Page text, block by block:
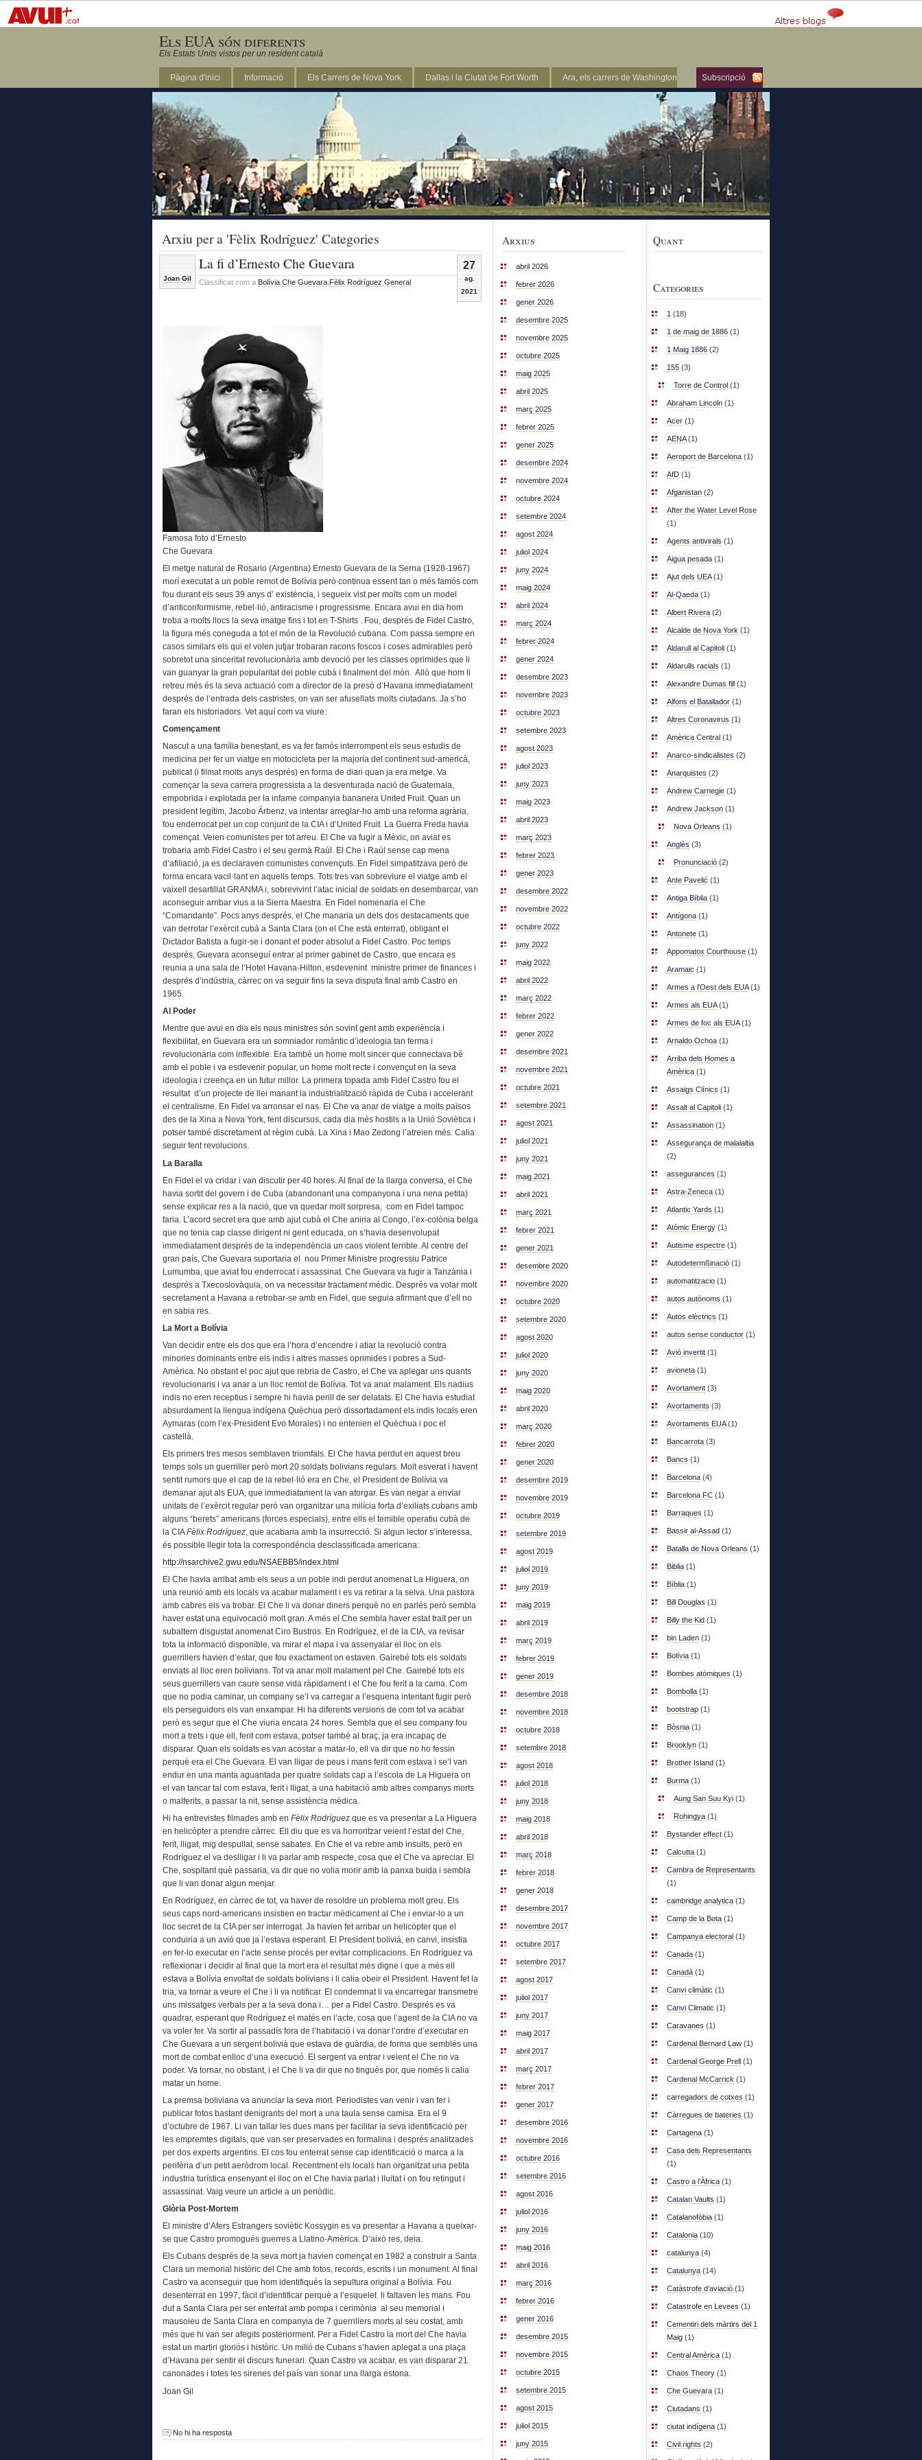
Els EUA són diferents
Els Estats Units vistos per un resident català
Subscripció
Pàgina d'inici Informació Els Carrers de Nova York Dallas i la Ciutat de Fort Worth Ara, els carrers de Washington
Arxiu per a 'Fèlix Rodríguez' Categories
27
ag.
2021
Joan Gil
La fi d’Ernesto Che Guevara
Classificat com a Bolívia Che Guevara Fèlix Rodríguez General
Famosa foto d’Ernesto
Che Guevara
El metge natural de Rosario (Argentina) Ernesto Guevara de la Serna (1928-1967)
morí executat a un poble remot de Bolívia però continua essent tan o més famós com
fou durant els seus 39 anys d’ existència, i segueix vist per molts com un model
d’anticonformisme, rebel·lió, antiracisme i progressisme. Encara avui en dia hom
troba a molts llocs la seva imatge fins i tot en T-Shirts . Fou, després de Fidel Castro,
la figura més coneguda a tot el món de la Revolució cubana. Com passa sempre en
casos similars els qui el volen jutjar trobaran racons foscos i coses admirables però
sobretot una sinceritat revolucionària amb devoció per les classes oprimides que li
van guanyar la gran popularitat del poble cubà i finalment del món. Allò que hom li
retreu més és la seva actuació com a director de la presó d’Havana immediatament
després de l’entrada dels castristes, on van ser afusellats molts ciutadans. Ja s’ho
faran els historiadors. Vet aquí com va viure:
Començament
Nascut a una família benestant, es va fer famós interrompent els seus estudis de
medicina per fer un viatge en motocicleta per la majoria del continent sud-americà,
publicat (i filmat molts anys després) en forma de diari quan ja era metge. Va
començar la seva carrera progressista a la desventurada nació de Guatemala,
empobrida i explotada per la infame companyia bananera United Fruit. Quan un
president legítim, Jacobo Árbenz, va intentar arreglar-ho amb una reforma agrària,
fou enderrocat per un cop conjunt de la CIA i d’United Fruit. La Guerra Freda havia
començat. Veien comunistes per tot arreu. El Che va fugir a Mèxic, on aviat es
trobaria amb Fidel Castro i el seu germà Raúl. El Che i Raúl sense cap mena
d’afiliació, ja es declaraven comunistes convençuts. En Fidel simpatitzava però de
forma encara vacil·lant en aquells temps. Tots tres van sobreviure el viatge amb el
vaixell desartillat GRANMA i, sobrevivint l’atac inicial de soldats en desembarcar, van
aconseguir arribar vius a la Sierra Maestra. En Fidel nomenaria el Che
“Comandante”. Pocs anys després, el Che manaria un dels dos destacaments que
van derrotar l’exèrcit cubà a Santa Clara (on el Che està enterrat), obligant el
Dictador Batista a fugir-se i donant el poder absolut a Fidel Castro. Poc temps
després, Guevara aconseguí entrar al primer gabinet de Castro, que encara es
reunia a una sala de l’Hotel Havana-Hilton, esdevenint ministre primer de finances i
després d’indústria, càrrec on va seguir fins la seva disputa final amb Castro en
1965.
Al Poder
Mentre que avui en dia els nous ministres són sovint gent amb experiència i
flexibilitat, en Guevara era un somniador romàntic d’ideologia tan ferma i
revolucionària com inflexible. Era també un home molt sincer que connectava bé
amb el poble i va esdevenir popular, un home molt recte i convençut en la seva
ideologia i creença en un futur millor. La primera topada amb Fidel Castro fou el
resultat d’un projecte de llei manant la industrialització ràpida de Cuba i accelerant
el centralisme. En Fidel va arronsar el nas. El Che va anar de viatge a molts països
des de la Xina a Nova York, fent discursos, cada dia més hostils a la Unió Soviètica i
potser també discretament al règim cubà. La Xina i Mao Zedong l’atreien més. Calia
seguir fent revolucions.
La Baralla
En Fidel el va cridar i van discutir per 40 hores. Al final de la llarga conversa, el Che
havia sortit del govern i de Cuba (abandonant una companyona i una nena petita)
sense explicar res a la nació, que va quedar molt sorpresa, com en Fidel tampoc
faria. L’acord secret era que amb ajut cubà el Che aniria al Congo, l’ex-colònia belga
que no tenia cap classe dirigent ni gent educada, on s’havia desenvolupat
immediatament després de la independència un caos violent terrible. Al centre del
gran país, Che Guevara suportaria el nou Primer Ministre progressiu Patrice
Lumumba, que aviat fou enderrocat i assassinat. Che Guevara va fugir a Tanzània i
després a Txecoslovàquia, on va necessitar tractament mèdic. Després va volar molt
secretament a Havana a retrobar-se amb en Fidel, que seguia afirmant que d’ell no
en sabia res.
La Mort a Bolívia
Van decidir entre els dos que era l’hora d’encendre i atiar la revolució contra
minories dominants entre els indis i altres masses oprimides i pobres a Sud-
Amèrica. No obstant el poc ajut que rebria de Castro, el Che va aplegar uns quants
revolucionaris i va anar a un lloc remot de Bolívia. Tot va anar malament. Els nadius
indis no eren receptius i sempre hi havia perill de ser delatats. El Che havia estudiat
absurdament la llengua indígena Quèchua però dissortadament els indis locals eren
Aymaras (com l’ex-President Evo Morales) i no entenien el Quèchua i poc el
castellà.
Els primers tres mesos semblaven triomfals. El Che havia perdut en aquest breu
temps sols un guerriller però mort 20 soldats bolivians regulars. Molt esverat i havent
sentit rumors que el cap de la rebel·lió era en Che, el President de Bolívia va
demanar ajut als EUA, que immediatament la van atorgar. Es van negar a enviar
unitats de l’exèrcit regular però van organitzar una milícia forta d’exiliats cubans amb
alguns “berets” americans (forces especials), entre ells el temible operatiu cubà de
la CIAFèlix Rodríguez, que acabaria amb la insurrecció. Si algun lector s’interessa,
és possible llegir tota la correspondència desclassificada americana:
http://nsarchive2.gwu.edu/NSAEBB5/index.html
El Che havia arribat amb els seus a un poble indi perdut anomenat La Higuera, on
una reunió amb els locals va acabar malament i es va retirar a la selva. Una pastora
amb cabres els va trobar. El Che li va donar diners perquè no en parlés però sembla
haver estat una equivocació molt gran. A més el Che sembla haver estat traït per un
subaltern disgustat anomenat Ciro Bustros. En Rodríguez, el de la CIA, va revisar
tota la informació disponible, va mirar el mapa i va assenyalar el lloc on els
guerrillers havien d’estar, que fou exactament on estaven. Gairebé tots els soldats
enviats al lloc eren bolivians. Tot va anar molt malament pel Che. Gairebé tots els
seus guerrillers van caure sense vida ràpidament i el Che fou ferit a la cama. Com
que no podia caminar, un company se’l va carregar a l’esquena intentant fugir però
els perseguidors els van enxampar. Hi ha diferents versions de com tot va acabar
però es segur que el Che viuria encara 24 hores. Sembla que el seu company fou
mort a trets i que ell, ferit com estava, potser també al braç, ja era incapaç de
disparar. Quan els soldats es van acostar a matar-lo, ell va dir que no ho fessin
perquè era el Che Guevara. El van lligar de peus i mans ferit com estava i se’l van
endur en una manta aguantada per quatre soldats cap a l’escola de La Higuera on
el van tancar tal com estava, ferit i lligat, a una habitació amb altres companys morts
o malferits, a passar la nit, sense assistència mèdica.
Hi ha entrevistes filmades amb en Fèlix Rodríguez que es va presentar a La Higuera
en helicòpter a prendre càrrec. Ell diu que es va horroritzar veient l’estat del Che,
ferit, lligat, mig despullat, sense sabates. En Che el va rebre amb insults, però en
Rodríguez el va deslligar i li va parlar amb respecte, cosa que el Che va apreciar. El
Che, sospitant què passaria, va dir que no volia morir amb la panxa buida i sembla
que li van donar algun menjar.
En Rodríguez, en càrrec de tot, va haver de resoldre un problema molt greu. Els
seus caps nord-americans insistien en tractar mèdicament al Che i enviar-lo a un
lloc secret de la CIA per ser interrogat. Ja havien fet arribar un helicòpter que el
conduiria a un avió que ja l’estava esperant. El President bolivià, en canvi, insistia
en fer-lo executar en l’acte sense procés per evitar complicacions. En Rodríguez va
reflexionar i decidir al final que la mort era el resultat més digne i que a més ell
estava a Bolívia envoltat de soldats bolivians i li calia obeir el President. Havent fet la
tria, va tornar a veure el Che i li va notificar. El condemnat li va encarregar transmetre
uns missatges verbals per a la seva dona i… per a Fidel Castro. Després es va
quadrar, esperant que Rodríguez el matés en l’acte, cosa que l’agent de la CIA no va
va voler fer. Va sortir al passadís fora de l’habitació i va donar l’ordre d’executar en
Che Guevara a un sergent bolivià que estava de guàrdia, de forma que semblés una
mort de combat enlloc d’una execució. El sergent va entrar i veient el Che no va
poder. Va tornar, no obstant, i el Che li va dir que no tingués por, que només li calia
matar un home.
La premsa boliviana va anunciar la seva mort. Periodistes van venir i van fer i
publicar fotos bastant denigrants del mort a una taula sense camisa. Era el 9
d’octubre de 1967. Li van tallar les dues mans per facilitar la seva identificació per
les empremtes digitals, que van ser preservades en formalina i després analitzades
per dos experts argentins. El cos fou enterrat sense cap identificació o marca a la
perifèria d’un petit aeròdrom local. Recentment els locals han organitzat una petita
industria turística ensenyant el lloc on el Che havia parlat i lluitat i on fou retingut i
assassinat. Vaig veure un article a un periòdic.
Glòria Post-Mortem
El ministre d’Afers Estrangers soviètic Kossygin es va presentar a Havana a queixar-
se que Castro promogués guerres a Llatino-Amèrica. D’això res, deia.
Els Cubans després de la seva mort ja havien començat en 1982 a construir a Santa
Clara un memorial històric del Che amb fotos, records, escrits i un monument. Al final
Castro va aconseguir que hom identifiqués la sepultura original a Bolívia. Fou
desenterrat en 1997, fàcil d’identificar perquè a l’esquelet li faltaven les mans. Fou
dut a Santa Clara per ser enterrat amb pompa i cerimònia al seu memorial i
mausoleu de Santa Clara en companyia de 7 guerrillers morts al seu costat, amb
més que hi van ser afegits posteriorment. Per a Fidel Castro la mort del Che havia
estat un martiri gloriós i històric. Un milió de Cubans s’havien aplegat a una plaça
d’Havana per sentir el discurs funerari. Quan Castro va acabar, es van disparar 21
canonades i totes les sirenes del país van sonar una llarga estona.
Joan Gil
No hi ha resposta
Arxius
abril 2026
febrer 2026
gener 2026
desembre 2025
novembre 2025
octubre 2025
maig 2025
abril 2025
març 2025
febrer 2025
gener 2025
desembre 2024
novembre 2024
octubre 2024
setembre 2024
agost 2024
juliol 2024
juny 2024
maig 2024
abril 2024
març 2024
febrer 2024
gener 2024
desembre 2023
novembre 2023
octubre 2023
setembre 2023
agost 2023
juliol 2023
juny 2023
maig 2023
abril 2023
març 2023
febrer 2023
gener 2023
desembre 2022
novembre 2022
octubre 2022
juny 2022
maig 2022
abril 2022
març 2022
febrer 2022
gener 2022
desembre 2021
novembre 2021
octubre 2021
setembre 2021
agost 2021
juliol 2021
juny 2021
maig 2021
abril 2021
març 2021
febrer 2021
gener 2021
desembre 2020
novembre 2020
octubre 2020
setembre 2020
agost 2020
juliol 2020
juny 2020
maig 2020
abril 2020
març 2020
febrer 2020
gener 2020
desembre 2019
novembre 2019
octubre 2019
setembre 2019
agost 2019
juliol 2019
juny 2019
maig 2019
abril 2019
març 2019
febrer 2019
gener 2019
desembre 2018
novembre 2018
octubre 2018
setembre 2018
agost 2018
juliol 2018
juny 2018
maig 2018
abril 2018
març 2018
febrer 2018
gener 2018
desembre 2017
novembre 2017
octubre 2017
setembre 2017
agost 2017
juliol 2017
juny 2017
maig 2017
abril 2017
març 2017
febrer 2017
gener 2017
desembre 2016
novembre 2016
octubre 2016
setembre 2016
agost 2016
juliol 2016
juny 2016
maig 2016
abril 2016
març 2016
febrer 2016
gener 2016
desembre 2015
novembre 2015
octubre 2015
setembre 2015
agost 2015
juliol 2015
juny 2015
Quant
Categories
1 (18)
1 de maig de 1886 (1)
1 Maig 1886 (2)
155 (3)
Torre de Control (1)
Abraham Lincoln (1)
Acer (1)
AENA(1)
Aeroport de Barcelona (1)
AfD (1)
Afganistan (2)
After the Water Level Rose
(1)
Agents antivirals (1)
Aigua pesada (1)
Ajut dels UEA(1)
Al-Qaeda (1)
Albert Rivera (2)
Alcalde de Nova York (1)
Aldarull al Capitoli (1)
Aldarulls racials (1)
Alexandre Dumas fill (1)
Alfons el Batallador (1)
Altres Coronavirus (1)
Amèrica Central (1)
Anarco-sindicalistes (2)
Anarquistes (2)
Andrew Carnegie (1)
Andrew Jackson (1)
Nova Orleans (1)
Anglès (3)
Pronunciació (2)
Ante Pavelić (1)
Antiga Bíblia (1)
Antígona (1)
Antonete (1)
Appomatox Courthouse (1)
Aramaic (1)
Armes a l'Oest dels EUA(1)
Armes als EUA(1)
Armes de foc als EUA(1)
Arnaldo Ochoa (1)
Arriba dels Homes a
Amèrica (1)
Assaigs Clínics (1)
Assalt al Capitoli (1)
Assassination (1)
Assegurança de malalaltia
(2)
assegurances (1)
Astra-Zeneca (1)
Atlantic Yards (1)
Atòmic Energy (1)
Autisme espectre (1)
Autodetermßinació (1)
automatitzacio (1)
autos autònoms (1)
Autos elèctrics (1)
autos sense conductor (1)
Avió invertit (1)
avioneta (1)
Avortament (3)
Avortaments (3)
Avortaments EUA(1)
Bancarrota (3)
Bancs (1)
Barcelona (4)
Barcelona FC (1)
Barraques (1)
Bassir al-Assad (1)
Batalla de Nova Orleans (1)
Biblia (1)
Bíblia (1)
Bill Douglas (1)
Billy the Kid (1)
bin Laden (1)
Bolívia (1)
Bombes atòmiques (1)
Bombolla (1)
bootstrap (1)
Bòsnia (1)
Brooklyn (1)
Brother Island (1)
Burma (1)
Aung San Suu Kyi (1)
Rohingya (1)
Bystander effect (1)
Calcutta (1)
Cambra de Representants
(1)
cambridge analytica (1)
Camp de la Bota (1)
Campanya electoral (1)
Canada (1)
Canadà (1)
Canvi climàtic (1)
Canvi Climatic (1)
Caravanes (1)
Cardenal Bernard Law (1)
Cardenal George Prell (1)
Cardenal McCarrick (1)
carregadors de cotxes (1)
Càrregues de bateries (1)
Cartagena (1)
Casa dels Representants
(1)
Castro a l’Àfrica (1)
Catalan Vaults (1)
Catalanofòbia (1)
Catalonia (10)
catalunya (4)
Catalunya (14)
Catàstrofe d’aviació (1)
Catastrofe en Levees (1)
Cementiri dels màrtirs del 1
Maig (1)
Central Amèrica (1)
Chaos Theory (1)
Che Guevara (1)
Ciutadans (1)
ciutat indígena (1)
Civil rights (2)